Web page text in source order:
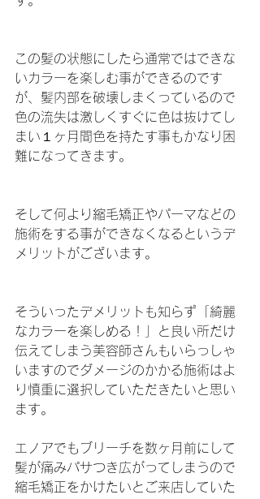
この髪の状態にしたら通常ではできな
いカラーを楽しむ事ができるのです
が、髪内部を破壊しまくっているので
色の流失は激しくすぐに色は抜けてし
まい１ヶ月間色を持たす事もかなり困
難になってきます。
そして何より縮毛矯正やパーマなどの
施術をする事ができなくなるというデ
メリットがございます。
そういったデメリットも知らず「綺麗
なカラーを楽しめる！」と良い所だけ
伝えてしまう美容師さんもいらっしゃ
いますのでダメージのかかる施術はよ
り慎重に選択していただきたいと思い
ます。
エノアでもブリーチを数ヶ月前にして
髪が痛みパサつき広がってしまうので
縮毛矯正をかけたいとご来店していた